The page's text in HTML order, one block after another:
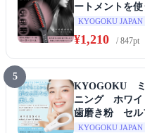
ートメントを
KYOGOKU JAPAN
¥1,210 / 847pt
5
KYOGOKU ミ
ニング ホワ
歯磨き粉 セル
KYOGOKU JAPAN